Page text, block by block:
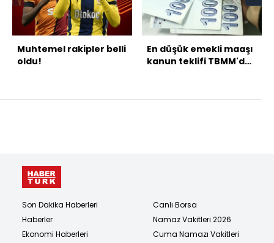
Muhtemel rakipler belli
oldu!
En düşük emekli maaşı
kanun teklifi TBMM'de
Son Dakika Haberleri
Haberler
Ekonomi Haberleri
Canlı Borsa
Namaz Vakitleri 2026
Cuma Namazı Vakitleri